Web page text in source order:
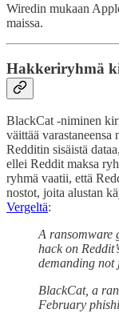
Wiredin mukaan
maissa.
Hakkeriryhmä
BlackCat -niminen
väittää varastaneensa
Redditin sisäistä
ellei Reddit maksa
ryhmä vaatii, että
nostot, joita alustan
Vergeltä:
A ransomware
hack on
demanding not
BlackCat, a
February